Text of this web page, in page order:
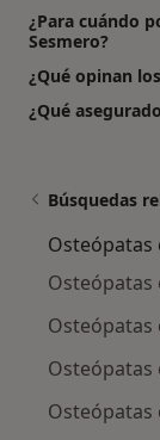
¿Para cuándo
Sesmero?
¿Qué opinan
¿Qué
Búsquedas
Osteópatas
Osteópatas
Osteópatas
Osteópatas
Osteópatas